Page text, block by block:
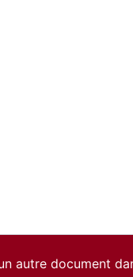
autre document